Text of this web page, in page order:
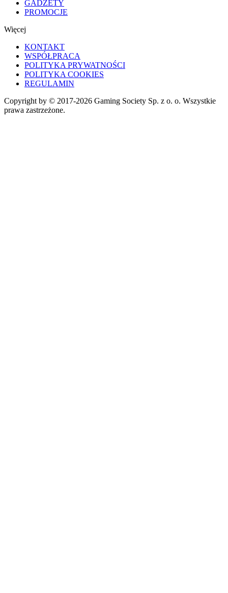
GADŻETY
PROMOCJE
Więcej
KONTAKT
WSPÓŁPRACA
POLITYKA PRYWATNOŚCI
POLITYKA COOKIES
REGULAMIN
Copyright by © 2017-2026 Gaming Society Sp. z o. o. Wszystkie
prawa zastrzeżone.